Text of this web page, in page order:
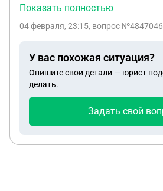
срочной службы это может
призовут в числе первых;
жизнь с армией нет. И можно ли отказаться от
Показать полностью
04 февраля, 23:15, вопрос
У вас похожая ситуация?
Опишите свои детали — юрист
делать.
Задать свой